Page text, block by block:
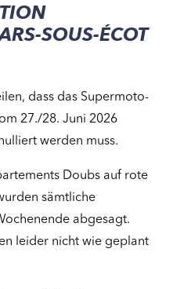
SOUS-ÉCOT
dass das Supermoto-
27./28. Juni 2026
werden muss.
Doubs auf rote
sämtliche
abgesagt.
leider nicht wie geplant